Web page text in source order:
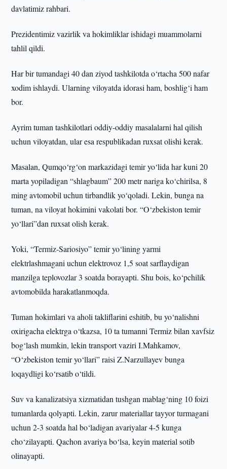
davlatimiz rahbari.
Prezidentimiz vazirlik va hokimliklar ishidagi muammolarni
tahlil qildi.
Har bir tumandagi 40 dan ziyod tashkilotda o‘rtacha 500 nafar
xodim ishlaydi. Ularning viloyatda idorasi ham, boshlig‘i ham
bor.
Ayrim tuman tashkilotlari oddiy-oddiy masalalarni hal qilish
uchun viloyatdan, ular esa respublikadan ruxsat olishi kerak.
Masalan, Qumqo‘rg‘on markazidagi temir yo‘lida har kuni 20
marta yopiladigan “shlagbaum” 200 metr nariga ko‘chirilsa, 8
ming avtomobil uchun tirbandlik yo‘qoladi. Lekin, bunga na
tuman, na viloyat hokimini vakolati bor. “O‘zbekiston temir
yo‘llari”dan ruxsat olish kerak.
Yoki, “Termiz-Sariosiyo” temir yo‘lining yarmi
elektrlashmagani uchun elektrovoz 1,5 soat sarflaydigan
manzilga teplovozlar 3 soatda borayapti. Shu bois, ko‘pchilik
avtomobilda harakatlanmoqda.
Tuman hokimlari va aholi takliflarini eshitib, bu yo‘nalishni
oxirigacha elektrga o‘tkazsa, 10 ta tumanni Termiz bilan xavfsiz
bog‘lash mumkin, lekin transport vaziri I.Mahkamov,
“O‘zbekiston temir yo‘llari” raisi Z.Narzullayev bunga
loqaydligi ko‘rsatib o‘tildi.
Suv va kanalizatsiya xizmatidan tushgan mablag‘ning 10 foizi
tumanlarda qolyapti. Lekin, zarur materiallar tayyor turmagani
uchun 2-3 soatda hal bo‘ladigan avariyalar 4-5 kunga
cho‘zilayapti. Qachon avariya bo‘lsa, keyin material sotib
olinayapti.